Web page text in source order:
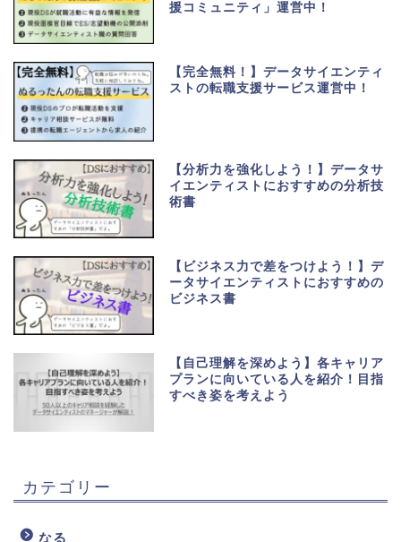
援コミュニティ」運営中！
【完全無料！】データサイエンティ
ストの転職支援サービス運営中！
【分析力を強化しよう！】データサ
イエンティストにおすすめの分析技
術書
【ビジネス力で差をつけよう！】デ
ータサイエンティストにおすすめの
ビジネス書
【自己理解を深めよう】各キャリア
プランに向いている人を紹介！目指
すべき姿を考えよう
カテゴリー
なる